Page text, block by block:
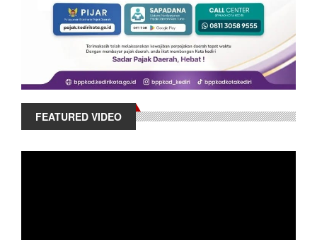
FEATURED VIDEO